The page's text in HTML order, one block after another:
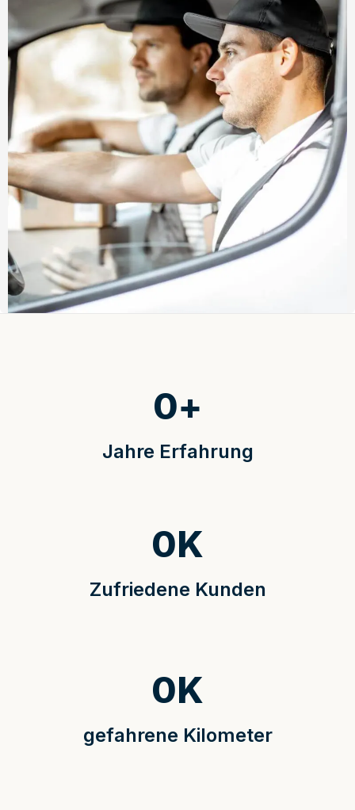
Jahre Erfahrung
0+
Zufriedene Kunden
0K
gefahrene Kilometer
0K